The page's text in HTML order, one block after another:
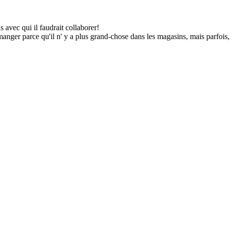
avec qui il faudrait collaborer!
parce qu'il n' y a plus grand-chose dans les magasins, mais parfois,